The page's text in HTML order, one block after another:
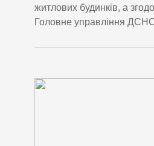
житлових будинків, а
Головне управління ДСНС